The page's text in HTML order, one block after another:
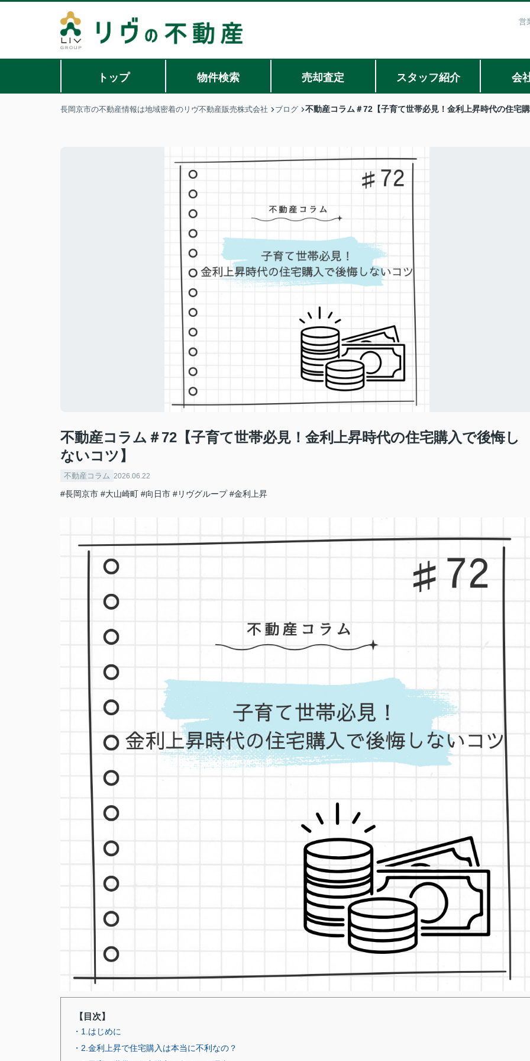
営
トップ 物件検索 売却査定 スタッフ紹介 会
長岡京市の不動産情報は地域密着のリヴ不動産販売株式会社 ブログ 不動産コラム＃72【子育て世帯必見！金利上昇時代の住宅
不動産コラム＃72【子育て世帯必見！金利上昇時代の住宅購入で後悔し
ないコツ】
不動産コラム 2026.06.22
#長岡京市 #大山崎町 #向日市 #リヴグループ #金利上昇
【目次】
・1.はじめに
・2.金利上昇で住宅購入は本当に不利なの？